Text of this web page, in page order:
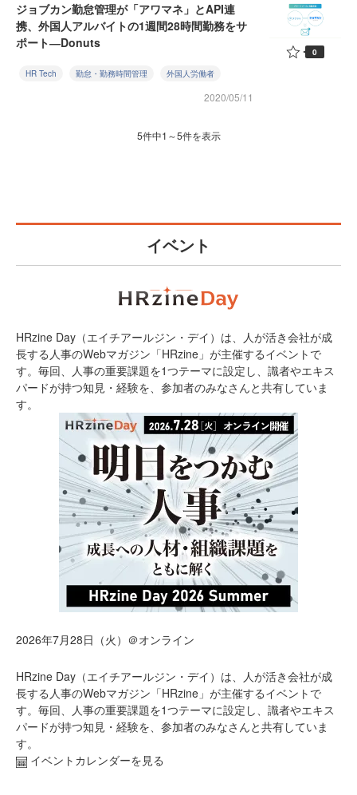
ジョブカン勤怠管理が「アワマネ」とAPI連
携、外国人アルバイトの1週間28時間勤務をサ
ポート―Donuts
HR Tech 勤怠・勤務時間管理 外国人労働者
2020/05/11
0
5件中1～5件を表示
イベント
HRzine Day（エイチアールジン・デイ）は、人が活き会社が成
長する人事のWebマガジン「HRzine」が主催するイベントで
す。毎回、人事の重要課題を1つテーマに設定し、識者やエキス
パードが持つ知見・経験を、参加者のみなさんと共有していま
す。
2026年7月28日（火）＠オンライン
HRzine Day（エイチアールジン・デイ）は、人が活き会社が成
長する人事のWebマガジン「HRzine」が主催するイベントで
す。毎回、人事の重要課題を1つテーマに設定し、識者やエキス
パードが持つ知見・経験を、参加者のみなさんと共有していま
す。
イベントカレンダーを見る